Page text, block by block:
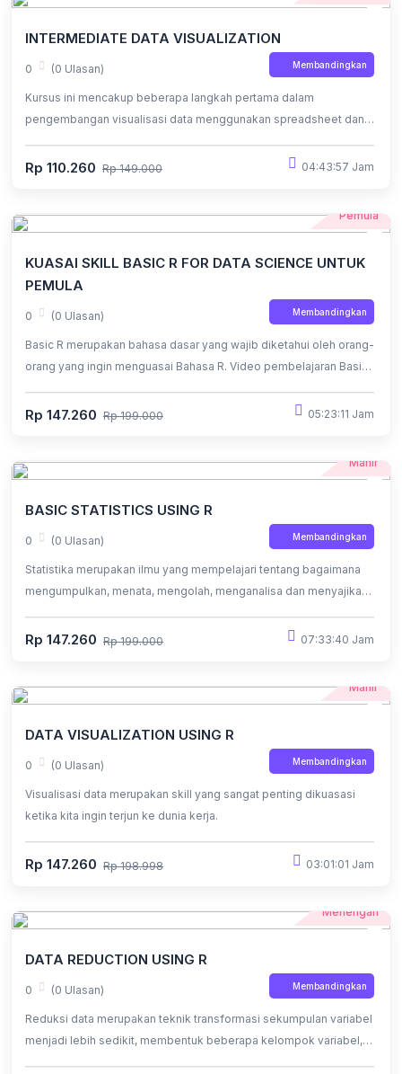
INTERMEDIATE DATA VISUALIZATION
0 (0 Ulasan) Membandingkan
Kursus ini mencakup beberapa langkah pertama dalam
pengembangan visualisasi data menggunakan spreadsheet dan
Rp 110.260 Rp 149.000 04:43:57 Jam
Pemula
KUASAI SKILL BASIC R FOR DATA SCIENCE UNTUK
PEMULA
0 (0 Ulasan) Membandingkan
Basic R merupakan bahasa dasar yang wajib diketahui oleh orang-
orang yang ingin menguasai Bahasa R. Video pembelajaran Basic
dipahami, sehingga memudahkan para pembelajar untuk
Rp 147.260 Rp 199.000 05:23:11 Jam
Mahir
BASIC STATISTICS USING R
0 (0 Ulasan) Membandingkan
Statistika merupakan ilmu yang mempelajari tentang bagaimana
mengumpulkan, menata, mengolah, menganalisa dan menyajikan
yang efektif.
Rp 147.260 Rp 199.000 07:33:40 Jam
Mahir
DATA VISUALIZATION USING R
0 (0 Ulasan) Membandingkan
Visualisasi data merupakan skill yang sangat penting dikuasasi
ketika kita ingin terjun ke dunia kerja.
Rp 147.260 Rp 198.998 03:01:01 Jam
Menengah
DATA REDUCTION USING R
0 (0 Ulasan) Membandingkan
Reduksi data merupakan teknik transformasi sekumpulan variabel
menjadi lebih sedikit, membentuk beberapa kelompok variabel,